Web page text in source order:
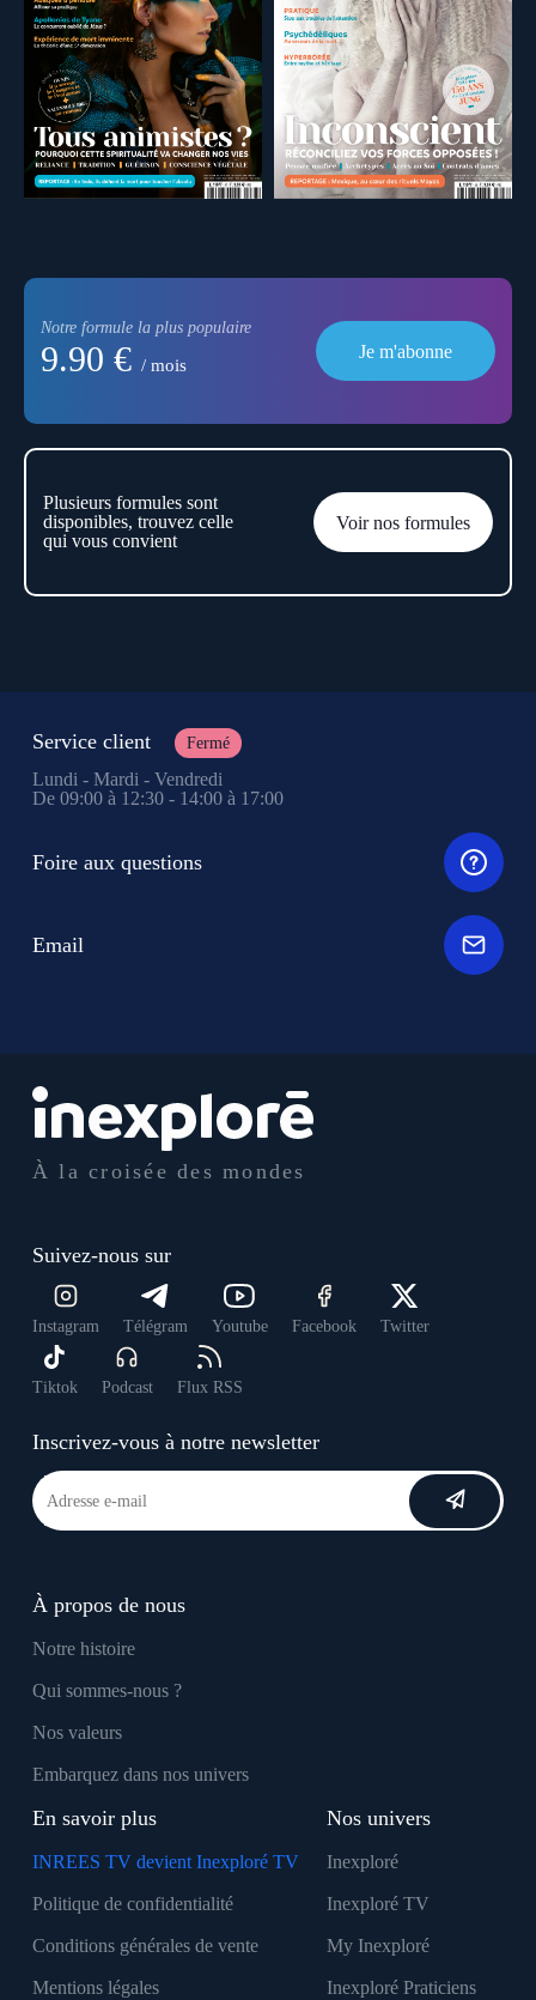
Notre formule la plus populaire
9.90 € / mois
Je m'abonne
Plusieurs formules sont
disponibles, trouvez celle
qui vous convient
Voir nos formules
À la croisée des mondes
Suivez-nous sur
Instagram Télégram Youtube Facebook Twitter
Tiktok Podcast Flux RSS
Inscrivez-vous à notre newsletter
À propos de nous
Notre histoire
Qui sommes-nous ?
Nos valeurs
Embarquez dans nos univers
En savoir plus
INREES TV devient Inexploré TV
Politique de confidentialité
Conditions générales de vente
Mentions légales
Nos univers
Inexploré
Inexploré TV
My Inexploré
Inexploré Praticiens
Service client Fermé
Lundi - Mardi - Vendredi
De 09:00 à 12:30 - 14:00 à 17:00
Foire aux questions
Email